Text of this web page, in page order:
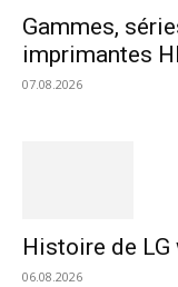
Gammes,
imprimantes
07.08.2026
Histoire de LG
06.08.2026